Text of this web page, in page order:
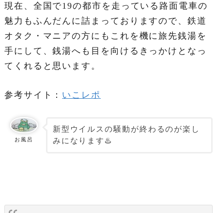
現在、全国で19の都市を走っている路面電車の
魅力もふんだんに詰まっておりますので、鉄道
オタク・マニアの方にもこれを機に旅先銭湯を
手にして、銭湯へも目を向けるきっかけとなっ
てくれると思います。
参考サイト： いこレポ
お風呂
新型ウイルスの騒動が終わるのが楽し
みになります♨️